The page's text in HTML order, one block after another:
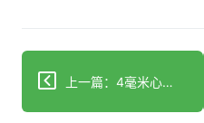
上一篇：4毫米心脏缺口或自愈 随访关键期与微创修复